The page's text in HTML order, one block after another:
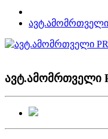
ავტ.ამომრთველი
ავტ.ამომრთველი